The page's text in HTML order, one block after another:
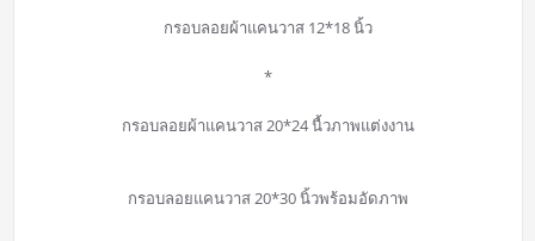
กรอบลอยผ้าแคนวาส 12*18 นิ้ว
*
กรอบลอยผ้าแคนวาส 20*24 นื้วภาพแต่งงาน
กรอบลอยแคนวาส 20*30 นิ้วพร้อมอัดภาพ